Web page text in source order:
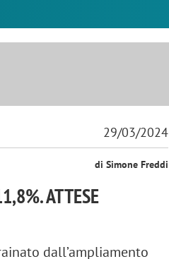
29/03/2024
di Simone Freddi
ATTESE
dall’ampliamento